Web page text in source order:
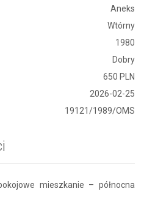
Aneks
Wtórny
1980
Dobry
650 PLN
2026-02-25
19121/1989/OMS
mieszkanie – północna